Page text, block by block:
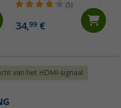
(5)
34,99€
van het HDMI-signaal